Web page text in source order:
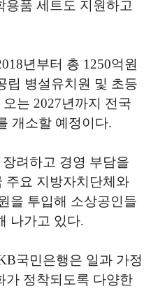
용품 세트도 지원하고
년부터 총 1250억원
립 병설유치원 및 초등
는 2027년까지 전국
개소할 예정이다.
려하고 경영 부담을
주요 지방자치단체와
을 투입해 소상공인들
나가고 있다.
국민은행은 일과 가정
가 정착되도록 다양한